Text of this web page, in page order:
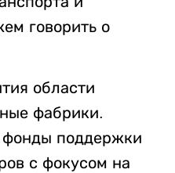
говорить о
области
фабрики.
фонды поддержки
с фокусом на